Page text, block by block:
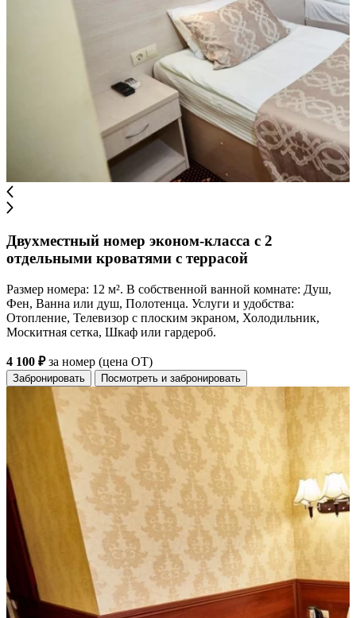
Двухместный номер эконом-класса с 2
отдельными кроватями с террасой
Размер номера: 12 м². В собственной ванной комнате: Душ,
Фен, Ванна или душ, Полотенца. Услуги и удобства:
Отопление, Телевизор с плоским экраном, Холодильник,
Москитная сетка, Шкаф или гардероб.
4 100 ₽за номер (цена ОТ)
Забронировать Посмотреть и забронировать